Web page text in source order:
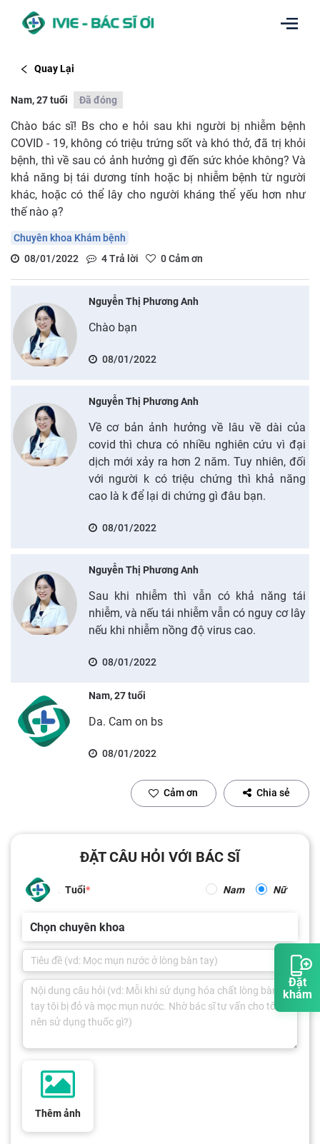
Đặt
khám
Quay Lại
Nam, 27 tuổi Đã đóng
Chào bác sĩ! Bs cho e hỏi sau khi người bị nhiễm bệnh
COVID - 19, không có triệu trứng sốt và khó thở, đã trị khỏi
bệnh, thì về sau có ảnh hưởng gì đến sức khỏe không? Và
khả năng bị tái dương tính hoặc bị nhiễm bệnh từ người
khác, hoặc có thể lây cho người kháng thể yếu hơn như
thế nào ạ?
Chuyên khoa Khám bệnh
08/01/2022
4Trả lời 0Cảm ơn
Nguyễn Thị Phương Anh
Chào bạn
08/01/2022
Nguyễn Thị Phương Anh
Về cơ bản ảnh hưởng về lâu về dài của
covid thì chưa có nhiều nghiên cứu vì đại
dịch mới xảy ra hơn 2 năm. Tuy nhiên, đối
với người k có triệu chứng thì khả năng
cao là k để lại di chứng gì đâu bạn.
08/01/2022
Nguyễn Thị Phương Anh
Sau khi nhiễm thì vẫn có khả năng tái
nhiễm, và nếu tái nhiễm vẫn có nguy cơ lây
nếu khi nhiễm nồng độ virus cao.
08/01/2022
Nam, 27 tuổi
Da. Cam on bs
08/01/2022
Cảm ơn Chia sẻ
ĐẶT CÂU HỎI VỚI BÁC SĨ
Tuổi Nam Nữ
Chọn chuyên khoa
Thêm ảnh